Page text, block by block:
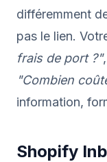
différemment
pas le lien.
frais de port ?"
"Combien
information,
Shopify